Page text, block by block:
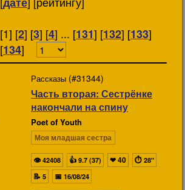
[1] [2] [3] [4] ... [131] [132] [133]
[134]
Рассказы (#31344)
Часть вторая: Сестрёнке
накончали на спину
Poet of Youth
Моя младшая сестра
👁42408 👍 9.7 (37) ❤40 ⏱ 28"
📝 5 📅 16/08/24